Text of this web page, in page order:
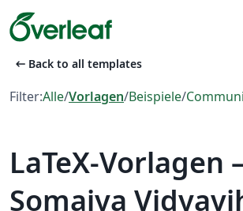
arrow_left_alt Back to all templates
Filter:Alle/Vorlagen/Beispiele/
LaTeX-Vorlagen
Somaiya